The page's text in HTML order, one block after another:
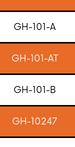
GH-101-A
GH-101-AT
GH-101-B
GH-10247